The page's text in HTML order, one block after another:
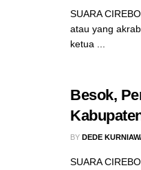
SUARA
atau yang
ketua ...
Besok,
BY DEDE
SUARA